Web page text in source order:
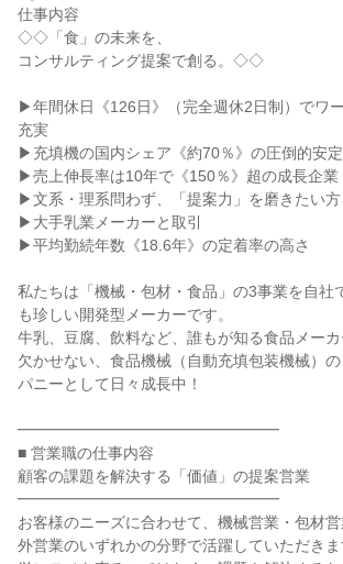
仕事内容
◇◇「食」の未来を、
コンサルティング提案で創る。◇◇
▶年間休日《126日》（完全週休2日制）でワ
充実
▶充填機の国内シェア《約70％》の圧倒的安
▶売上伸長率は10年で《150％》超の成長企業
▶文系・理系問わず、「提案力」を磨きたい方
▶大手乳業メーカーと取引
▶平均勤続年数《18.6年》の定着率の高さ
私たちは「機械・包材・食品」の3事業を自社
も珍しい開発型メーカーです。
牛乳、豆腐、飲料など、誰もが知る食品メー
欠かせない、食品機械（自動充填包装機械）
パニーとして日々成長中！
━━━━━━━━━━━━━━━━━
■ 営業職の仕事内容
顧客の課題を解決する「価値」の提案営業
━━━━━━━━━━━━━━━━━
お客様のニーズに合わせて、機械営業・包材
外営業のいずれかの分野で活躍していただきま